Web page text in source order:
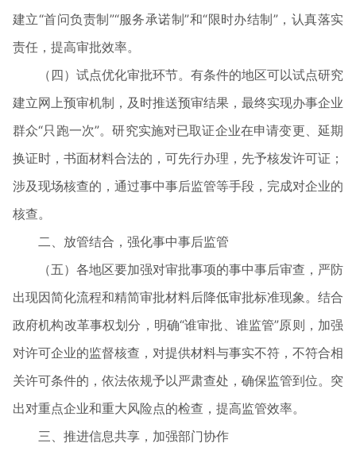
建立“首问负责制”“服务承诺制”和“限时办结制”，认真落实
责任，提高审批效率。
（四）试点优化审批环节。有条件的地区可以试点研究
建立网上预审机制，及时推送预审结果，最终实现办事企业
群众“只跑一次”。研究实施对已取证企业在申请变更、延期
换证时，书面材料合法的，可先行办理，先予核发许可证；
涉及现场核查的，通过事中事后监管等手段，完成对企业的
核查。
二、放管结合，强化事中事后监管
（五）各地区要加强对审批事项的事中事后审查，严防
出现因简化流程和精简审批材料后降低审批标准现象。结合
政府机构改革事权划分，明确“谁审批、谁监管”原则，加强
对许可企业的监督核查，对提供材料与事实不符，不符合相
关许可条件的，依法依规予以严肃查处，确保监管到位。突
出对重点企业和重大风险点的检查，提高监管效率。
三、推进信息共享，加强部门协作